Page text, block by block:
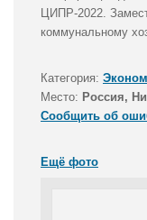
ЦИПР-2022.
коммунальному
Категория:
Место: Россия,
Сообщить об
Ещё фото